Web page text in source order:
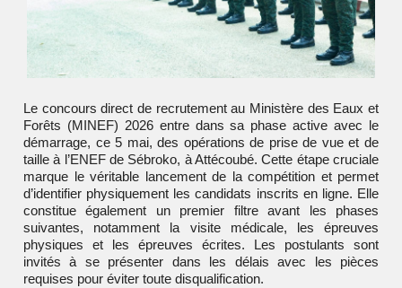
Le concours direct de recrutement au Ministère des Eaux et
Forêts (MINEF) 2026 entre dans sa phase active avec le
démarrage, ce 5 mai, des opérations de prise de vue et de
taille à l’ENEF de Sébroko, à Attécoubé. Cette étape cruciale
marque le véritable lancement de la compétition et permet
d’identifier physiquement les candidats inscrits en ligne. Elle
constitue également un premier filtre avant les phases
suivantes, notamment la visite médicale, les épreuves
physiques et les épreuves écrites. Les postulants sont
invités à se présenter dans les délais avec les pièces
requises pour éviter toute disqualification.